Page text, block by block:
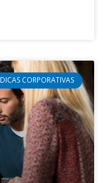
DICAS CORPORATIVAS